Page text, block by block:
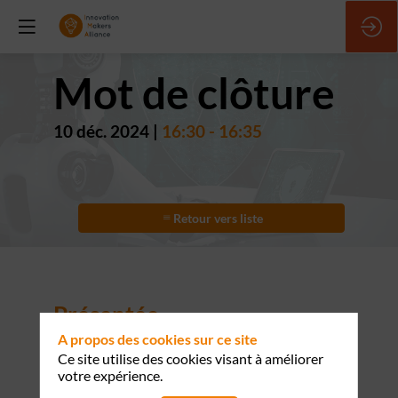
Mot de clôture
10 déc. 2024 16:30 - 16:35
Retour vers liste
Présentée
par
A propos des cookies sur ce site
Ce site utilise des cookies visant à améliorer
votre expérience.